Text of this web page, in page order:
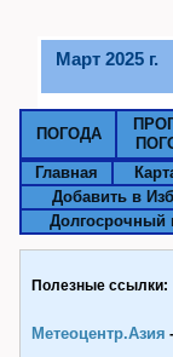
Март 2025 г.
ПОГОДА
Главная
Добавить в
Долгосрочный
Полезные ссылки:
Метеоцентр.Азия